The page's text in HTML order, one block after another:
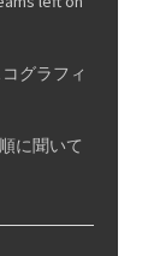
グラフィ
に聞いて